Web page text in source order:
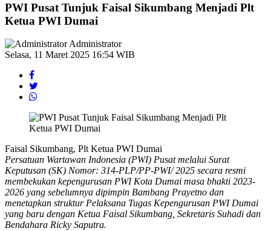
PWI Pusat Tunjuk Faisal Sikumbang Menjadi Plt
Ketua PWI Dumai
Administrator
Selasa, 11 Maret 2025 16:54 WIB
Faisal Sikumbang, Plt Ketua PWI Dumai
Persatuan Wartawan Indonesia (PWI) Pusat melalui Surat
Keputusan (SK) Nomor: 314-PLP/PP-PWI/ 2025 secara resmi
membekukan kepengurusan PWI Kota Dumai masa bhakti 2023-
2026 yang sebelumnya dipimpin Bambang Prayetno dan
menetapkan struktur Pelaksana Tugas Kepengurusan PWI Dumai
yang baru dengan Ketua Faisal Sikumbang, Sekretaris Suhadi dan
Bendahara Ricky Saputra.